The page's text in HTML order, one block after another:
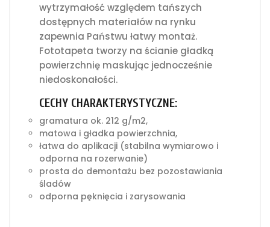
wytrzymałość względem tańszych
dostępnych materiałów na rynku
zapewnia Państwu łatwy montaż.
Fototapeta tworzy na ścianie gładką
powierzchnię maskując jednocześnie
niedoskonałości.
CECHY CHARAKTERYSTYCZNE:
gramatura ok. 212 g/m2,
matowa i gładka powierzchnia,
łatwa do aplikacji (stabilna wymiarowo i
odporna na rozerwanie)
prosta do demontażu bez pozostawiania
śladów
odporna pęknięcia i zarysowania